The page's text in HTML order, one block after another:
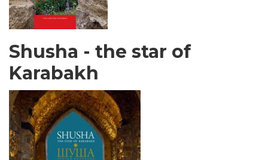
Shusha - the star of
Karabakh